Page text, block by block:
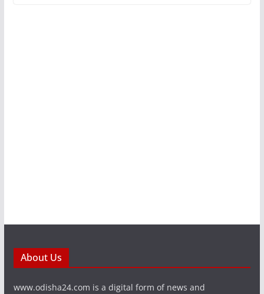
About Us
www.odisha24.com is a digital form of news and